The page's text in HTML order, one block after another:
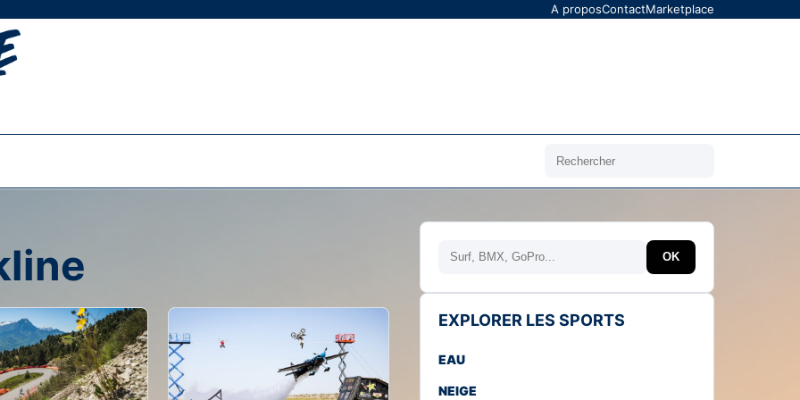
A proposContactMarketplace
Rechercher
Rechercher OK
EXPLORER LES SPORTS
EAU
NEIGE